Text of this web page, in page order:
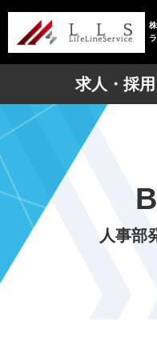
求人・採
人事部